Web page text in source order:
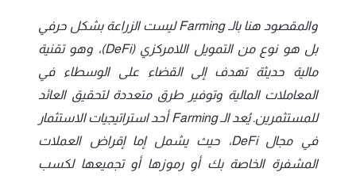
والمقصود هنا بالـ Farming ليست الزراعة بشكل حرفي
بل هو نوع من التمويل اللامركزي (DeFi)، وهو تقنية
مالية حديثة تهدف إلى القضاء على الوسطاء في
المعاملات المالية وتوفير طرق متعددة لتحقيق العائد
للمستثمرين. يُعد الـ Farming أحد استراتيجيات الاستثمار
في مجال DeFi، حيث يشمل إما إقراض العملات
المشفرة الخاصة بك أو رموزها أو تجميعها لكسب